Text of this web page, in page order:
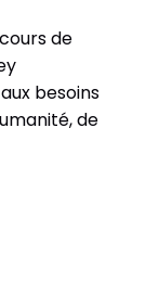
de
besoins
de